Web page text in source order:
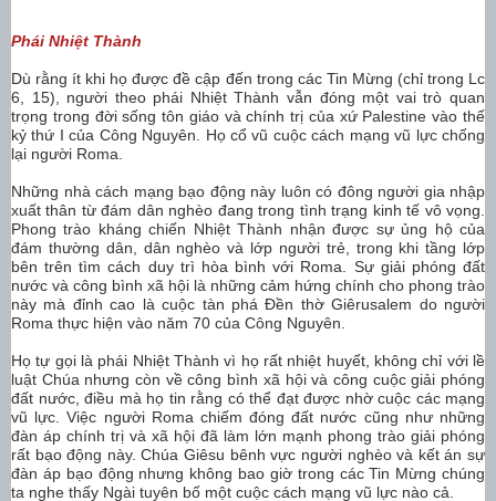
Phái Nhiệt Thành
Dù rằng ít khi họ được đề cập đến trong các Tin Mừng (chỉ trong Lc
6, 15), người theo phái Nhiệt Thành vẫn đóng một vai trò quan
trọng trong đời sống tôn giáo và chính trị của xứ Palestine vào thế
kỷ thứ I của Công Nguyên. Họ cổ vũ cuộc cách mạng vũ lực chống
lại người Roma.
Những nhà cách mạng bạo động này luôn có đông người gia nhập
xuất thân từ đám dân nghèo đang trong tình trạng kinh tế vô vọng.
Phong trào kháng chiến Nhiệt Thành nhận được sự ủng hộ của
đám thường dân, dân nghèo và lớp người trẻ, trong khi tầng lớp
bên trên tìm cách duy trì hòa bình với Roma. Sự giải phóng đất
nước và công bình xã hội là những cảm hứng chính cho phong trào
này mà đỉnh cao là cuộc tàn phá Đền thờ Giêrusalem do người
Roma thực hiện vào năm 70 của Công Nguyên.
Họ tự gọi là phái Nhiệt Thành vì họ rất nhiệt huyết, không chỉ với lề
luật Chúa nhưng còn về công bình xã hội và công cuộc giải phóng
đất nước, điều mà họ tin rằng có thể đạt được nhờ cuộc các mạng
vũ lực. Việc người Roma chiếm đóng đất nước cũng như những
đàn áp chính trị và xã hội đã làm lớn mạnh phong trào giải phóng
rất bạo động này. Chúa Giêsu bênh vực người nghèo và kết án sự
đàn áp bạo động nhưng không bao giờ trong các Tin Mừng chúng
ta nghe thấy Ngài tuyên bố một cuộc cách mạng vũ lực nào cả.